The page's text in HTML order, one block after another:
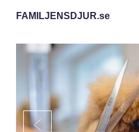
FAMILJENSDJUR.se